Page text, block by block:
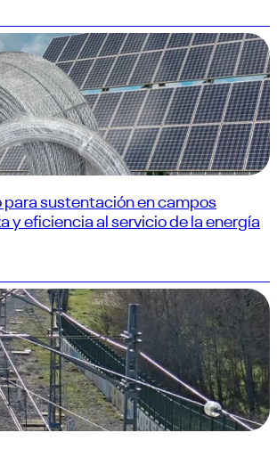
para sustentación en campos
y eficiencia al servicio de la energía